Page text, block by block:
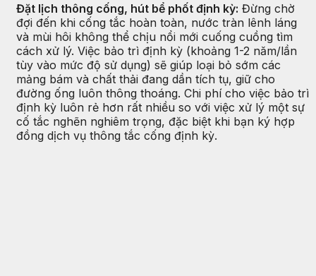
Đặt lịch thông cống, hút bể phốt định kỳ: Đừng chờ
đợi đến khi cống tắc hoàn toàn, nước tràn lênh láng
và mùi hôi không thể chịu nổi mới cuống cuồng tìm
cách xử lý. Việc bảo trì định kỳ (khoảng 1-2 năm/lần
tùy vào mức độ sử dụng) sẽ giúp loại bỏ sớm các
mảng bám và chất thải đang dần tích tụ, giữ cho
đường ống luôn thông thoáng. Chi phí cho việc bảo trì
định kỳ luôn rẻ hơn rất nhiều so với việc xử lý một sự
cố tắc nghẽn nghiêm trọng, đặc biệt khi bạn ký hợp
đồng dịch vụ thông tắc cống định kỳ.